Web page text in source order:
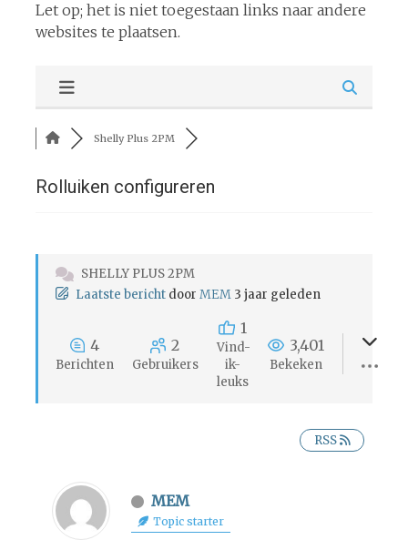
Let op; het is niet toegestaan links naar andere
websites te plaatsen.
Shelly Plus 2PM
Rolluiken configureren
SHELLY PLUS 2PM
Laatste bericht door MEM 3 jaar geleden
4
Berichten
2
Gebruikers
1
Vind-
ik-
leuks
3,401
Bekeken
RSS
MEM
Topic starter